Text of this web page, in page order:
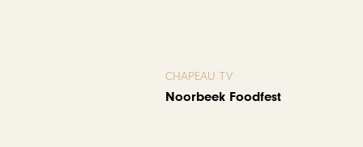
CHAPEAU TV
Noorbeek Foodfest